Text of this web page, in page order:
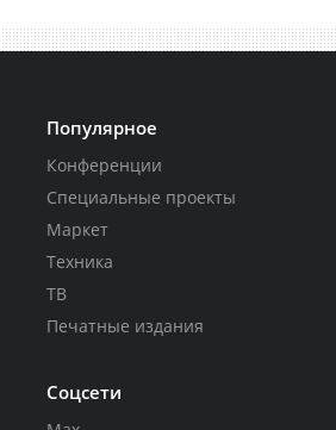
Популярное
Конференции
Специальные проекты
Маркет
Техника
ТВ
Печатные издания
Соцсети